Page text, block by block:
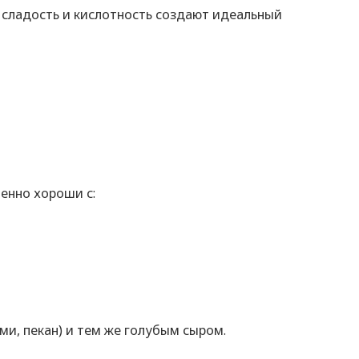
и кислотность создают идеальный
хороши с:
пекан) и тем же голубым сыром.